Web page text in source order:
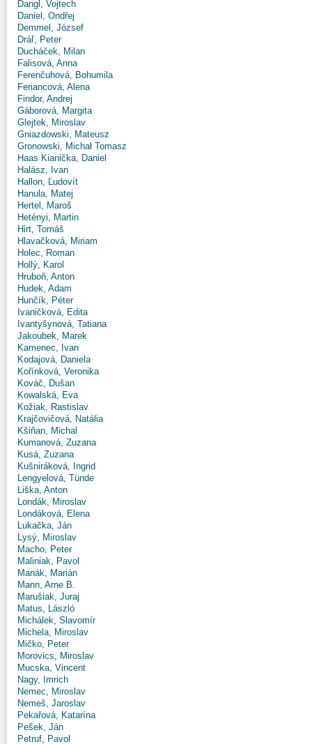
Dangl, Vojtech
Daniel, Ondřej
Demmel, József
Dráľ, Peter
Ducháček, Milan
Falisová, Anna
Ferenčuhová, Bohumila
Feriancová, Alena
Findor, Andrej
Gáborová, Margita
Glejtek, Miroslav
Gniazdowski, Mateusz
Gronowski, Michał Tomasz
Haas Kianička, Daniel
Halász, Ivan
Hallon, Ľudovít
Hanula, Matej
Hertel, Maroš
Hetényi, Martin
Hirt, Tomáš
Hlavačková, Miriam
Holec, Roman
Hollý, Karol
Hruboň, Anton
Hudek, Adam
Hunčík, Péter
Ivaničková, Edita
Ivantyšynová, Tatiana
Jakoubek, Marek
Kamenec, Ivan
Kodajová, Daniela
Kořínková, Veronika
Kováč, Dušan
Kowalská, Eva
Kožiak, Rastislav
Krajčovičová, Natália
Kšiňan, Michal
Kumanová, Zuzana
Kusá, Zuzana
Kušniráková, Ingrid
Lengyelová, Tünde
Liška, Anton
Londák, Miroslav
Londáková, Elena
Lukačka, Ján
Lysý, Miroslav
Macho, Peter
Maliniak, Pavol
Manák, Marián
Mann, Arne B.
Marušiak, Juraj
Matus, László
Michálek, Slavomír
Michela, Miroslav
Mičko, Peter
Morovics, Miroslav
Mucska, Vincent
Nagy, Imrich
Nemec, Miroslav
Nemeš, Jaroslav
Pekařová, Katarína
Pešek, Ján
Petruf, Pavol